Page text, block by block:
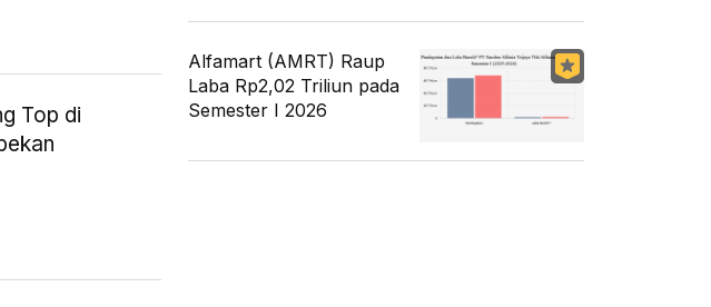
Top di
Alfamart (AMRT) Raup
Laba Rp2,02 Triliun pada
Semester I 2026